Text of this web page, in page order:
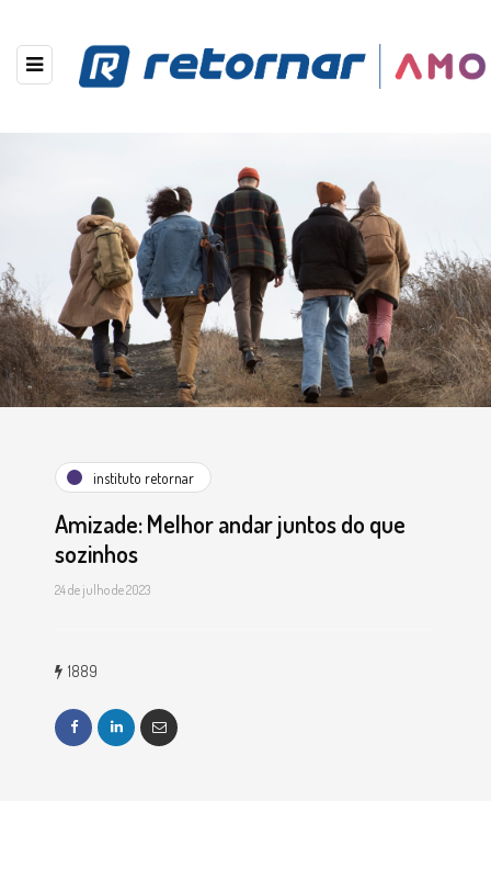
instituto retornar
Amizade: Melhor andar juntos do que
sozinhos
24 de julho de 2023
1889